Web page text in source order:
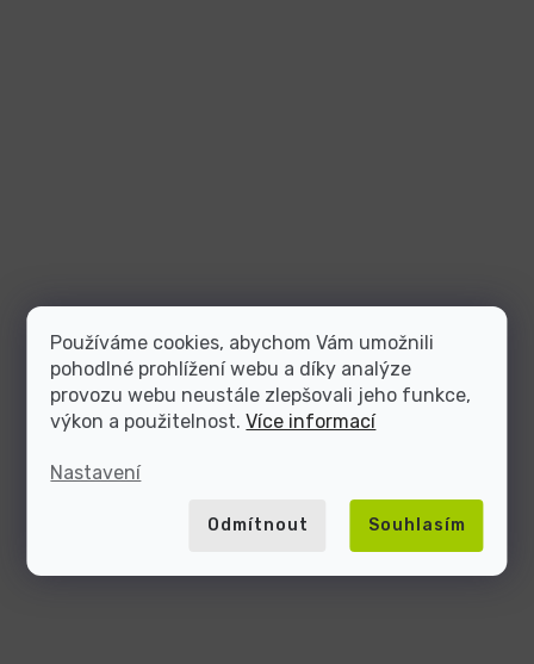
Používáme cookies, abychom Vám umožnili
pohodlné prohlížení webu a díky analýze
provozu webu neustále zlepšovali jeho funkce,
výkon a použitelnost.Více informací
Nastavení
Odmítnout Souhlasím